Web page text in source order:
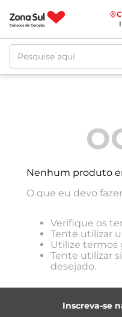
Pesquise aqui
Nenhum produto
O que eu devo
Verifique os
Tente utilizar
Utilize termos
Tente utilizar
desejado.
Inscreva-se